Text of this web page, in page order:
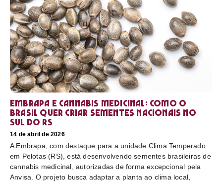
Embrapa e cannabis medicinal: como o
Brasil quer criar sementes nacionais no
sul do RS
14 de abril de 2026
A Embrapa, com destaque para a unidade Clima Temperado
em Pelotas (RS), está desenvolvendo sementes brasileiras de
cannabis medicinal, autorizadas de forma excepcional pela
Anvisa. O projeto busca adaptar a planta ao clima local,